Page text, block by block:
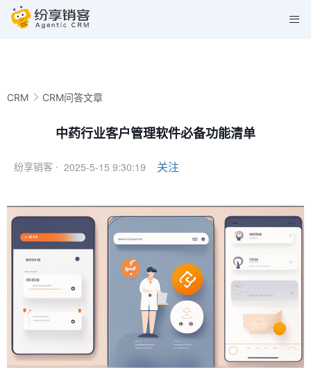
CRM CRM问答文章
中药行业客户管理软件必备功能清单
纷享销客 · 2025-5-15 9:30:19 关注